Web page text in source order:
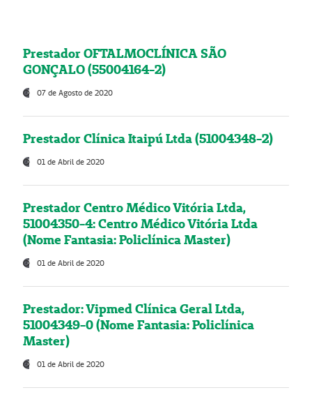
Prestador OFTALMOCLÍNICA SÃO
GONÇALO (55004164-2)
07 de Agosto de 2020
Prestador Clínica Itaipú Ltda (51004348-2)
01 de Abril de 2020
Prestador Centro Médico Vitória Ltda,
51004350-4: Centro Médico Vitória Ltda
(Nome Fantasia: Policlínica Master)
01 de Abril de 2020
Prestador: Vipmed Clínica Geral Ltda,
51004349-0 (Nome Fantasia: Policlínica
Master)
01 de Abril de 2020